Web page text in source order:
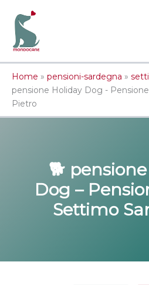
contenuto
Home » pensioni-sardegna »
pensione Holiday Dog -
Pietro
🐕
Dog –
Settimo